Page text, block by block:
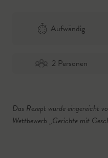
Aufwändig
2 Personen
Das Rezept wurde eingereicht
Wettbewerb „Gerichte mit